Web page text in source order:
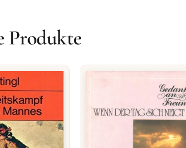
Produkte